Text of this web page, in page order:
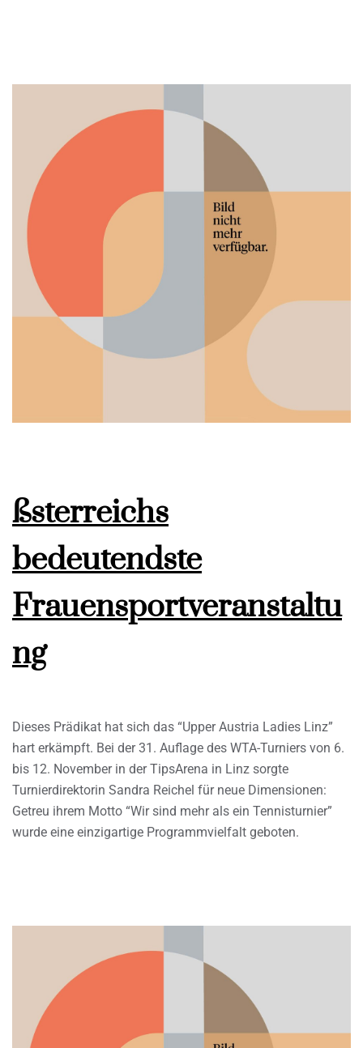
ßsterreichs
bedeutendste
Frauensportveranstaltu
ng
Dieses Prädikat hat sich das “Upper Austria Ladies Linz”
hart erkämpft. Bei der 31. Auflage des WTA-Turniers von 6.
bis 12. November in der TipsArena in Linz sorgte
Turnierdirektorin Sandra Reichel für neue Dimensionen:
Getreu ihrem Motto “Wir sind mehr als ein Tennisturnier”
wurde eine einzigartige Programmvielfalt geboten.